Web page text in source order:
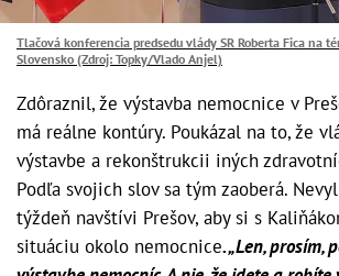
Tlačová konferencia predsedu vlády SR Roberta Fica na
Slovensko (Zdroj: Topky/Vlado Anjel)
Zdôraznil, že výstavba nemocnice v
má reálne kontúry. Poukázal na to, že
výstavbe a rekonštrukcii iných
Podľa svojich slov sa tým zaoberá.
týždeň navštívi Prešov, aby si s
situáciu okolo nemocnice. „Len, prosím,